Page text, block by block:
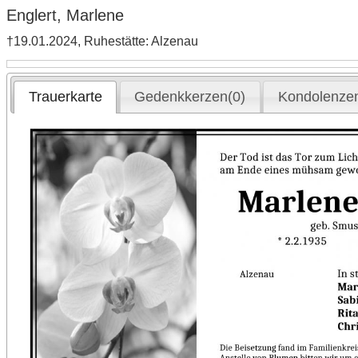
Englert, Marlene
†19.01.2024, Ruhestätte: Alzenau
Trauerkarte Gedenkkerzen(0)